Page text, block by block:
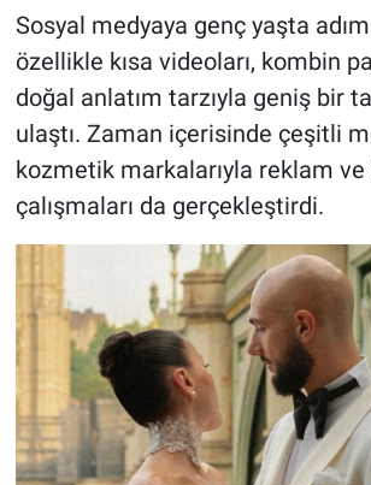
Sosyal medyaya genç yaşta
özellikle kısa videoları, kombin
doğal anlatım tarzıyla geniş bir
ulaştı. Zaman içerisinde çeşitli
kozmetik markalarıyla reklam ve
çalışmaları da gerçekleştirdi.